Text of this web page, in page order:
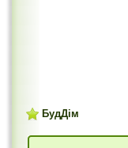
БудДім